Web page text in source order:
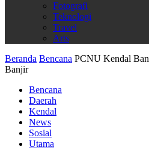
Fotografi
Teknologi
Travel
Arts
Beranda Bencana PCNU Kendal
Banjir
Bencana
Daerah
Kendal
News
Sosial
Utama